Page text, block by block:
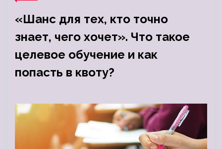
«Шанс для тех, кто точно
знает, чего хочет». Что такое
целевое обучение и как
попасть в квоту?